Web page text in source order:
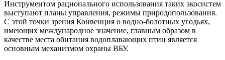
Инструментом рационального использования таких экосистем
выступают планы управления, режимы природопользования.
С этой точки зрения Конвенция о водно-болотных угодьях,
имеющих международное значение, главным образом в
качестве места обитания водоплавающих птиц является
основным механизмом охраны ВБУ.